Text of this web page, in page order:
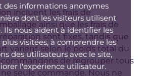
des informations anonymes
dont les visiteurs utilisent
Ils nous aident à identifier les
plus visitées, à comprendre les
des utilisateurs avec le site,
l'expérience utilisateur.
incluent les frais de
ainsi que les frais de
sont fixes, tandis que
varient selon le poids total du
de regrouper tous
seule commande. Nous ne